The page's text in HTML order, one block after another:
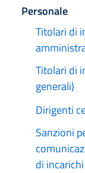
Personale
Attivo
Titolari di
Titolari di
generali)
Dirigenti
Sanzioni
di